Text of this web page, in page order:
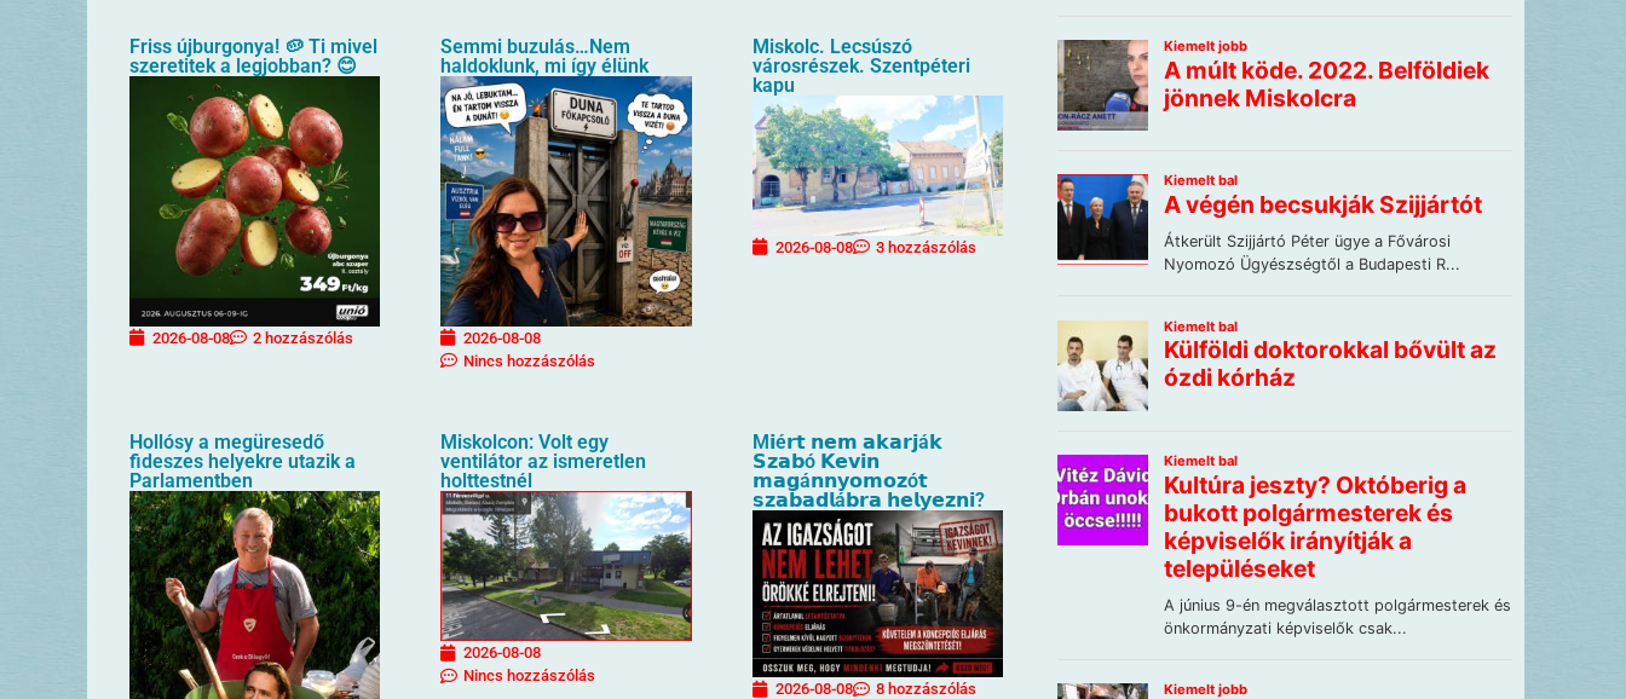
Friss újburgonya! 🥔 Ti mivel
szeretitek a legjobban? 😊
2026-08-08 2 hozzászólás
Semmi buzulás…Nem
haldoklunk, mi így élünk
2026-08-08
Nincs hozzászólás
Miskolc. Lecsúszó
városrészek. Szentpéteri
kapu
2026-08-08 3 hozzászólás
Hollósy a megüresedő
fideszes helyekre utazik a
Parlamentben
Miskolcon: Volt egy
ventilátor az ismeretlen
holttestnél
2026-08-08
Nincs hozzászólás
M𝗶é𝗿𝘁 𝗻𝗲𝗺 𝗮𝗸𝗮𝗿𝗷á𝗸
𝗦𝘇𝗮𝗯ó 𝗞𝗲𝘃𝗶𝗻
𝗺𝗮𝗴á𝗻𝗻𝘆𝗼𝗺𝗼𝘇ó𝘁
𝘀𝘇𝗮𝗯𝗮𝗱𝗹á𝗯𝗿𝗮 𝗵𝗲𝗹𝘆𝗲𝘇𝗻𝗶?
2026-08-08 8 hozzászólás